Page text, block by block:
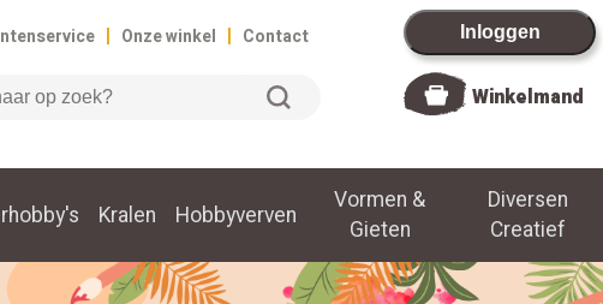
| Onze winkel | Contact Inloggen
Winkelmand
Kralen Hobbyverven
Vormen &
Gieten
Diversen
Creatief